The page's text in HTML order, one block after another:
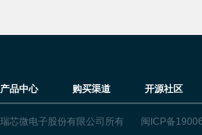
产品中心 购买渠道 开源社区
瑞芯微电子股份有限公司所有 闽ICP备